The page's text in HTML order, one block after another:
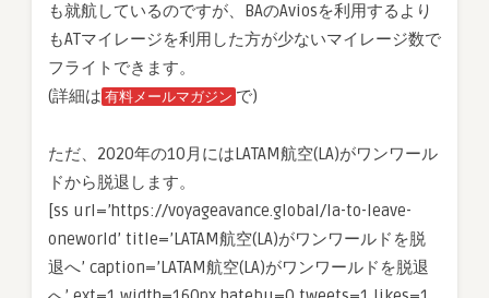
も就航しているのですが、BAのAviosを利用するより
もATマイレージを利用した方が少ないマイレージ数で
フライトできます。
(詳細は 有料メールマガジン で)
ただ、2020年の10月にはLATAM航空(LA)がワンワール
ドから脱退します。
[ss url=’https://voyageavance.global/la-to-leave-
oneworld’ title=’LATAM航空(LA)がワンワールドを脱
退へ’ caption=’LATAM航空(LA)がワンワールドを脱退